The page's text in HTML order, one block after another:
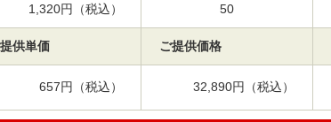
1,320円（税込） 50
供単価 ご提供価格
657円（税込） 32,890円（税込）